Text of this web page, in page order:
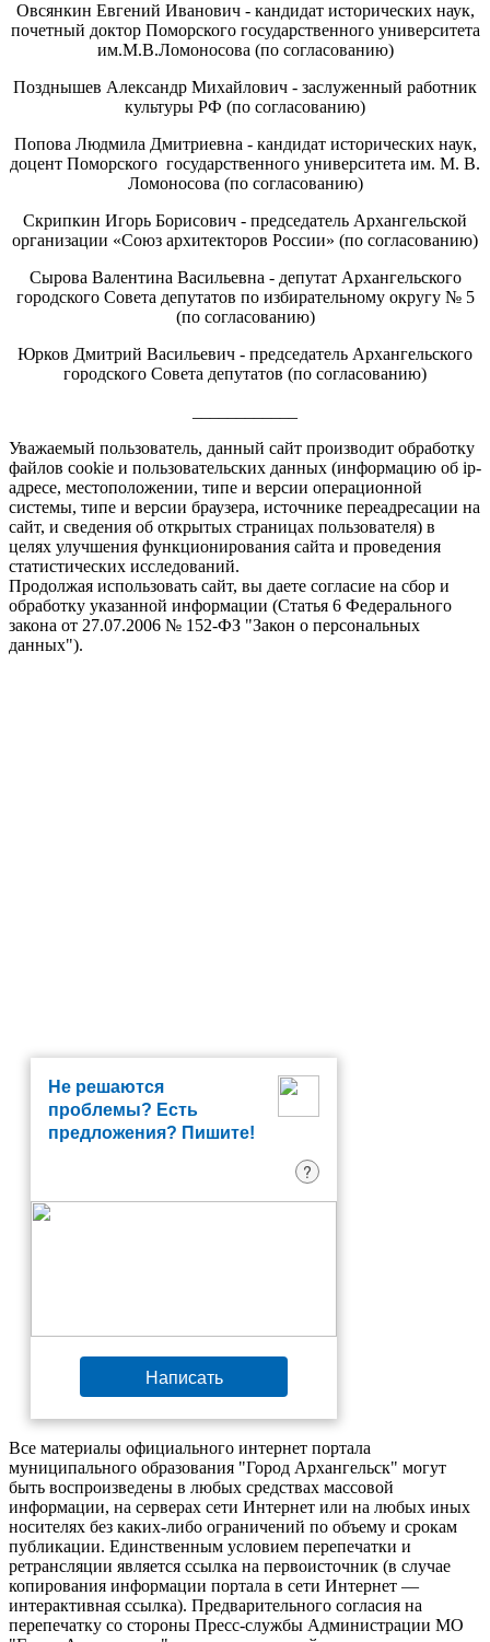
Овсянкин Евгений Иванович - кандидат исторических наук,
почетный доктор Поморского государственного университета
им.М.В.Ломоносова (по согласованию)
Позднышев Александр Михайлович - заслуженный работник
культуры РФ (по согласованию)
Попова Людмила Дмитриевна - кандидат исторических наук,
доцент Поморского государственного университета им. М. В.
Ломоносова (по согласованию)
Скрипкин Игорь Борисович - председатель Архангельской
организации «Союз архитекторов России» (по согласованию)
Сырова Валентина Васильевна - депутат Архангельского
городского Совета депутатов по избирательному округу № 5
(по согласованию)
Юрков Дмитрий Васильевич - председатель Архангельского
городского Совета депутатов (по согласованию)
Уважаемый пользователь, данный сайт производит обработку
файлов cookie и пользовательских данных (информацию об ip-
адресе, местоположении, типе и версии операционной
системы, типе и версии браузера, источнике переадресации на
сайт, и сведения об открытых страницах пользователя) в
целях улучшения функционирования сайта и проведения
статистических исследований.
Продолжая использовать сайт, вы даете согласие на сбор и
обработку указанной информации (Статья 6 Федерального
закона от 27.07.2006 № 152-ФЗ "Закон о персональных
данных").
Не решаются
проблемы? Есть
предложения? Пишите!
?
Написать
Все материалы официального интернет портала
муниципального образования "Город Архангельск" могут
быть воспроизведены в любых средствах массовой
информации, на серверах сети Интернет или на любых иных
носителях без каких-либо ограничений по объему и срокам
публикации. Единственным условием перепечатки и
ретрансляции является ссылка на первоисточник (в случае
копирования информации портала в сети Интернет —
интерактивная ссылка). Предварительного согласия на
перепечатку со стороны Пресс-службы Администрации МО